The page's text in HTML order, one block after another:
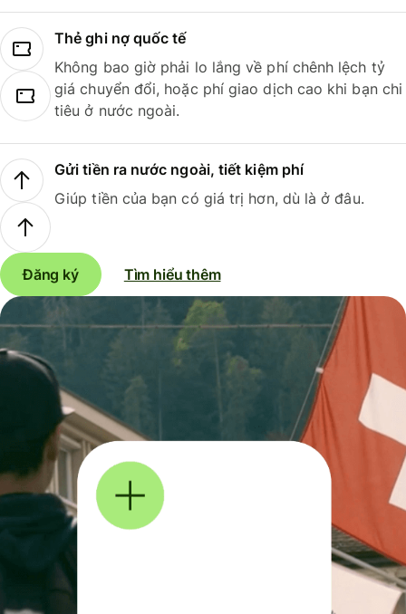
Thẻ ghi nợ quốc tế
Không bao giờ phải lo lắng về phí chênh lệch tỷ
giá chuyển đổi, hoặc phí giao dịch cao khi bạn chi
tiêu ở nước ngoài.
Gửi tiền ra nước ngoài, tiết kiệm phí
Giúp tiền của bạn có giá trị hơn, dù là ở đâu.
Đăng ký Tìm hiểu thêm